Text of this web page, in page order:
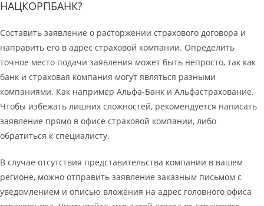
НАЦКОРПБАНК?
Составить заявление о расторжении страхового договора и
направить его в адрес страховой компании. Определить
точное место подачи заявления может быть непросто, так как
банк и страховая компания могут являться разными
компаниями. Как например Альфа-Банк и Альфастрахование.
Чтобы избежать лишних сложностей, рекомендуется написать
заявление прямо в офисе страховой компании, либо
обратиться к специалисту.
В случае отсутствия представительства компании в вашем
регионе, можно отправить заявление заказным письмом с
уведомлением и описью вложения на адрес головного офиса